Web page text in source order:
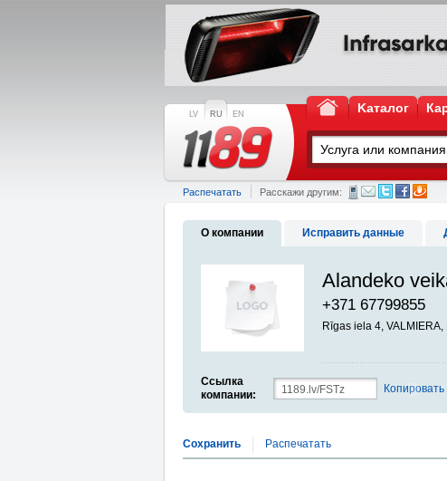
LV RU EN Kаталог
Распечатать Расскажи другим:
О компании Исправить данные
Alandeko
+371 67799855
Rīgas iela 4, VALMIERA,
Ссылка
компании:
Копировать
Сохранить Распечатать